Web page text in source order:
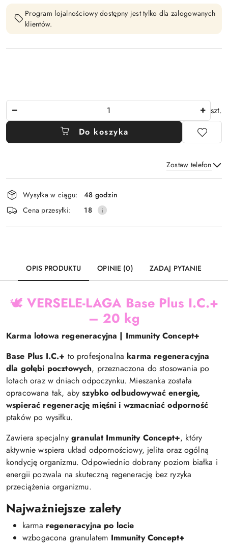
Program lojalnościowy dostępny jest tylko dla zalogowanych
klientów.
szt.
Do koszyka
Zostaw telefon
Wyślij
Dostępność
i
dostawa
Wysyłka w ciągu:
48 godzin
Cena przesyłki:
18
OPIS PRODUKTU OPINIE (0) ZADAJ PYTANIE
🕊️ VERSELE-LAGA Base Plus I.C.+
– 20 kg
Karma lotowa regeneracyjna | Immunity Concept+
Base Plus I.C.+ to profesjonalna karma regeneracyjna
dla gołębi pocztowych, przeznaczona do stosowania po
lotach oraz w dniach odpoczynku. Mieszanka została
opracowana tak, abyszybko odbudowywać energię,
wspierać regenerację mięśni i wzmacniać odporność
ptaków po wysiłku.
Zawiera specjalny granulat Immunity Concept+, który
aktywnie wspiera układ odpornościowy, jelita oraz ogólną
kondycję organizmu. Odpowiednio dobrany poziom białka i
energii pozwala na skuteczną regenerację bez ryzyka
przeciążenia organizmu.
Najważniejsze zalety
karma regeneracyjna po locie
wzbogacona granulatem Immunity Concept+